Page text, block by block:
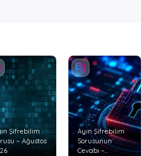
Şifrebilim
– Ağustos
Ayın Şifrebilim
Sorusunun
Cevabı –